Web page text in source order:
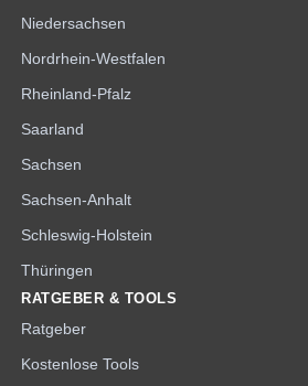
Niedersachsen
Nordrhein-Westfalen
Rheinland-Pfalz
Saarland
Sachsen
Sachsen-Anhalt
Schleswig-Holstein
Thüringen
RATGEBER & TOOLS
Ratgeber
Kostenlose Tools